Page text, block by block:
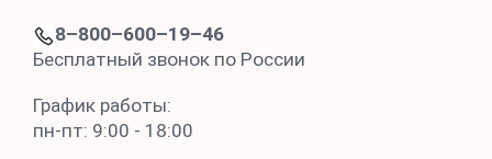
8–800–600–19–46
Бесплатный звонок по России
График работы:
пн-пт: 9:00 - 18:00